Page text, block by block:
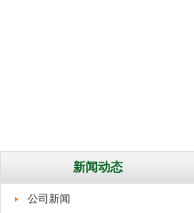
新闻动态
公司新闻